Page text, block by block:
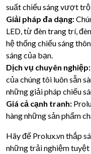
suất chiếu sáng vượt
Giải pháp đa dạng:
LED, từ đèn trang trí,
hệ thống chiếu sáng
sáng của bạn.
Dịch vụ chuyên nghiệp:
của chúng tôi luôn sẵn
những giải pháp chiếu
Giá cả cạnh tranh:
hàng những sản phẩm
Hãy để Prolux.vnthắp
những trải nghiệm